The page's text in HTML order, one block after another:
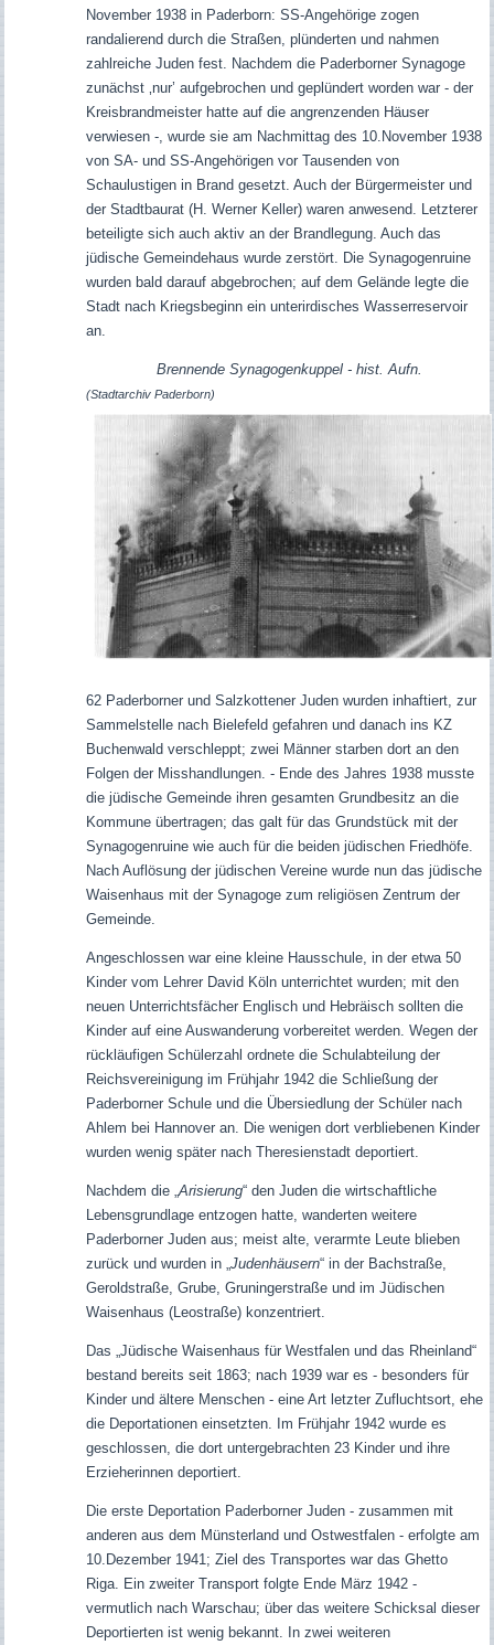
November 1938 in Paderborn: SS-Angehörige zogen
randalierend durch die Straßen, plünderten und nahmen
zahlreiche Juden fest. Nachdem die Paderborner Synagoge
zunächst ‚nur’ aufgebrochen und geplündert worden war - der
Kreisbrandmeister hatte auf die angrenzenden Häuser
verwiesen -, wurde sie am Nachmittag des 10.November 1938
von SA- und SS-Angehörigen vor Tausenden von
Schaulustigen in Brand gesetzt. Auch der Bürgermeister und
der Stadtbaurat (H. Werner Keller) waren anwesend. Letzterer
beteiligte sich auch aktiv an der Brandlegung. Auch das
jüdische Gemeindehaus wurde zerstört. Die Synagogenruine
wurden bald darauf abgebrochen; auf dem Gelände legte die
Stadt nach Kriegsbeginn ein unterirdisches Wasserreservoir
an.
Brennende Synagogenkuppel - hist. Aufn.
(Stadtarchiv Paderborn)
62 Paderborner und Salzkottener Juden wurden inhaftiert, zur
Sammelstelle nach Bielefeld gefahren und danach ins KZ
Buchenwald verschleppt; zwei Männer starben dort an den
Folgen der Misshandlungen. - Ende des Jahres 1938 musste
die jüdische Gemeinde ihren gesamten Grundbesitz an die
Kommune übertragen; das galt für das Grundstück mit der
Synagogenruine wie auch für die beiden jüdischen Friedhöfe.
Nach Auflösung der jüdischen Vereine wurde nun das jüdische
Waisenhaus mit der Synagoge zum religiösen Zentrum der
Gemeinde.
Angeschlossen war eine kleine Hausschule, in der etwa 50
Kinder vom Lehrer David Köln unterrichtet wurden; mit den
neuen Unterrichtsfächer Englisch und Hebräisch sollten die
Kinder auf eine Auswanderung vorbereitet werden. Wegen der
rückläufigen Schülerzahl ordnete die Schulabteilung der
Reichsvereinigung im Frühjahr 1942 die Schließung der
Paderborner Schule und die Übersiedlung der Schüler nach
Ahlem bei Hannover an. Die wenigen dort verbliebenen Kinder
wurden wenig später nach Theresienstadt deportiert.
Nachdem die „ Arisierung“ den Juden die wirtschaftliche
Lebensgrundlage entzogen hatte, wanderten weitere
Paderborner Juden aus; meist alte, verarmte Leute blieben
zurück und wurden in „ Judenhäusern“ in der Bachstraße,
Geroldstraße, Grube, Gruningerstraße und im Jüdischen
Waisenhaus (Leostraße) konzentriert.
Das „Jüdische Waisenhaus für Westfalen und das Rheinland“
bestand bereits seit 1863; nach 1939 war es - besonders für
Kinder und ältere Menschen - eine Art letzter Zufluchtsort, ehe
die Deportationen einsetzten. Im Frühjahr 1942 wurde es
geschlossen, die dort untergebrachten 23 Kinder und ihre
Erzieherinnen deportiert.
Die erste Deportation Paderborner Juden - zusammen mit
anderen aus dem Münsterland und Ostwestfalen - erfolgte am
10.Dezember 1941; Ziel des Transportes war das Ghetto
Riga. Ein zweiter Transport folgte Ende März 1942 -
vermutlich nach Warschau; über das weitere Schicksal dieser
Deportierten ist wenig bekannt. In zwei weiteren